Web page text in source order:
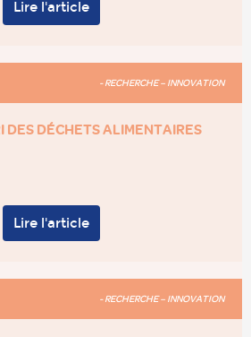
Lire l'article
- RECHERCHE – INNOVATION
DÉCHETS ALIMENTAIRES
Lire l'article
- RECHERCHE – INNOVATION